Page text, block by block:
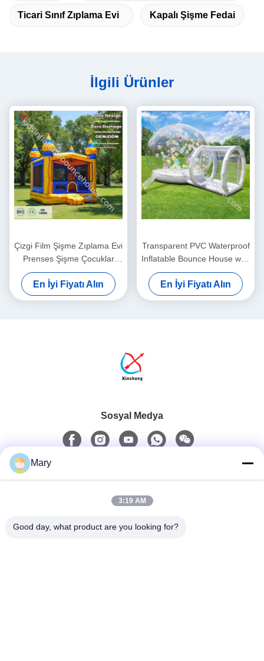
Ticari Sınıf Zıplama Evi Kapalı Şişme Fedai
İlgili Ürünler
Çizgi Film Şişme Zıplama Evi
Prenses Şişme Çocuklar
Zıplama Kalesi Zıplayıcı
Çocuk Açık Hava Şişme
Zıplayıcı Ev
En İyi Fiyatı Alın
Transparent PVC Waterproof
Inflatable Bounce House with
3-Year Warranty and CE
Blower Included
En İyi Fiyatı Alın
Sosyal Medya
0086-13711630819
Mary
3:19 AM
Good day, what product are you looking for?